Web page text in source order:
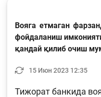
Лойиҳа ҳақида
Сайт харитаси
Вояга етмаган
фойдаланиш
қандай қилиб очиш
15 Июн 2023 12:35
Тижорат банкида